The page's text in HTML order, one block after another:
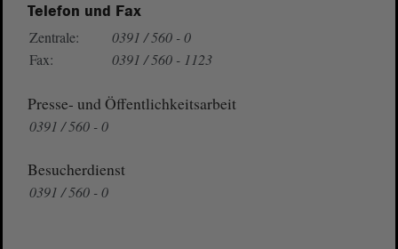
Telefon und Fax
Zentrale:
0391 / 560 - 0
Fax:
0391 / 560 - 1123
Presse- und Öffentlichkeitsarbeit
0391 / 560 - 0
Besucherdienst
0391 / 560 - 0